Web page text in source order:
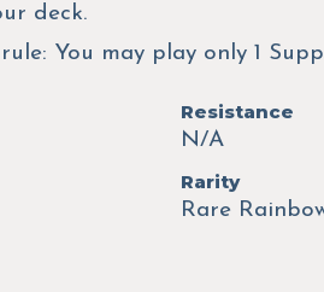
deck.
You may play only 1
Resistance
N/A
Rarity
Rare